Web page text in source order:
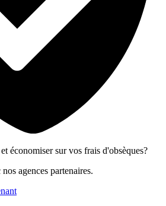
économiser sur vos frais d'obsèques?
nos agences partenaires.